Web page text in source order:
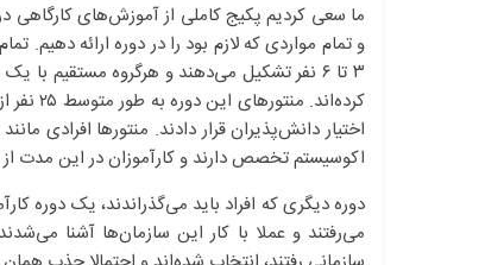
ما سعی کردیم پکیج کاملی از آموزش‌های کارگاهی
و تمام مواردی که لازم بود را در دوره ارائه دهیم.
اختیار دانش‌پذیران قرار دادند. منتورها افرادی
اکوسیستم تخصص دارند و کارآموزان در این مدت از
دوره دیگری که افراد باید می‌گذراندند، یک دوره
می‌رفتند و عملا با کار این سازمان‌ها آشنا